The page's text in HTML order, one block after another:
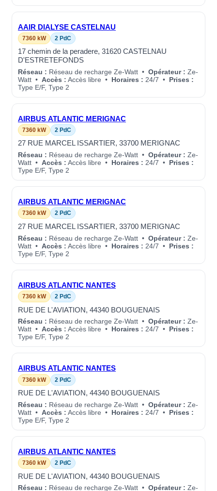
AAIR DIALYSE CASTELNAU
7360 kW 2 PdC
17 chemin de la peradere, 31620 CASTELNAU
D'ESTRETEFONDS
Réseau : Réseau de recharge Ze-Watt • Opérateur : Ze-
Watt • Accès : Accès libre • Horaires : 24/7 • Prises :
Type E/F, Type 2
AIRBUS ATLANTIC MERIGNAC
7360 kW 2 PdC
27 RUE MARCEL ISSARTIER, 33700 MERIGNAC
Réseau : Réseau de recharge Ze-Watt • Opérateur : Ze-
Watt • Accès : Accès libre • Horaires : 24/7 • Prises :
Type E/F, Type 2
AIRBUS ATLANTIC MERIGNAC
7360 kW 2 PdC
27 RUE MARCEL ISSARTIER, 33700 MERIGNAC
Réseau : Réseau de recharge Ze-Watt • Opérateur : Ze-
Watt • Accès : Accès libre • Horaires : 24/7 • Prises :
Type E/F, Type 2
AIRBUS ATLANTIC NANTES
7360 kW 2 PdC
RUE DE L'AVIATION, 44340 BOUGUENAIS
Réseau : Réseau de recharge Ze-Watt • Opérateur : Ze-
Watt • Accès : Accès libre • Horaires : 24/7 • Prises :
Type E/F, Type 2
AIRBUS ATLANTIC NANTES
7360 kW 2 PdC
RUE DE L'AVIATION, 44340 BOUGUENAIS
Réseau : Réseau de recharge Ze-Watt • Opérateur : Ze-
Watt • Accès : Accès libre • Horaires : 24/7 • Prises :
Type E/F, Type 2
AIRBUS ATLANTIC NANTES
7360 kW 2 PdC
RUE DE L'AVIATION, 44340 BOUGUENAIS
Réseau : Réseau de recharge Ze-Watt • Opérateur : Ze-